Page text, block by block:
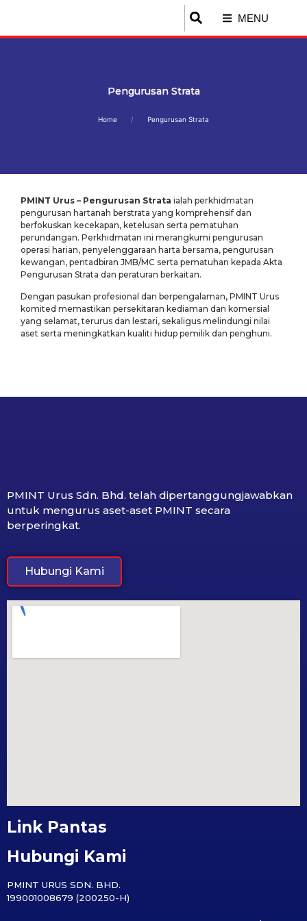
MENU
Pengurusan Strata
Home Pengurusan Strata
PMINT Urus – Pengurusan Strata ialah perkhidmatan
pengurusan hartanah berstrata yang komprehensif dan
berfokuskan kecekapan, ketelusan serta pematuhan
perundangan. Perkhidmatan ini merangkumi pengurusan
operasi harian, penyelenggaraan harta bersama, pengurusan
kewangan, pentadbiran JMB/MC serta pematuhan kepada Akta
Pengurusan Strata dan peraturan berkaitan.
Dengan pasukan profesional dan berpengalaman, PMINT Urus
komited memastikan persekitaran kediaman dan komersial
yang selamat, terurus dan lestari, sekaligus melindungi nilai
aset serta meningkatkan kualiti hidup pemilik dan penghuni.
PMINT Urus Sdn. Bhd. telah dipertanggungjawabkan
untuk mengurus aset-aset PMINT secara
berperingkat.
Hubungi Kami
Link Pantas
Hubungi Kami
PMINT URUS SDN. BHD.
199001008679 (200250-H)